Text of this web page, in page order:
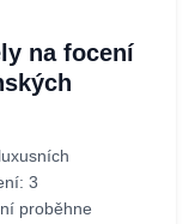
na focení
3
proběhne